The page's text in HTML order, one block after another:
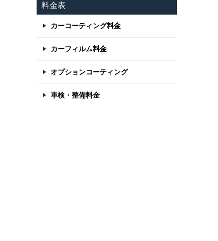
料金表
カーコーティング料金
カーフィルム料金
オプションコーティング
車検・整備料金